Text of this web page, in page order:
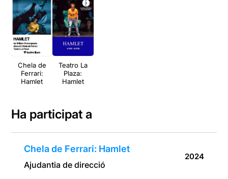
Chela de
Ferrari:
Hamlet
Teatro La
Plaza:
Hamlet
Ha participat a
Chela de Ferrari: Hamlet
Ajudantia de direcció
2024